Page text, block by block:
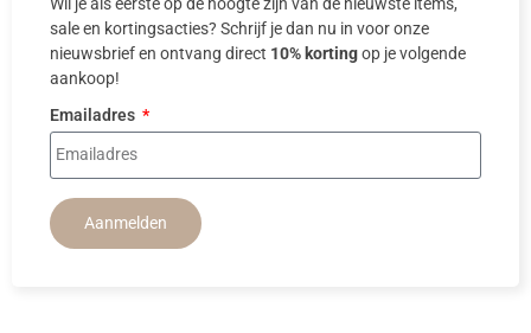
sale en kortingsacties? Schrijf je dan nu in voor onze
nieuwsbrief en ontvang direct 10% kortingop je volgende
aankoop!
Emailadres
Aanmelden